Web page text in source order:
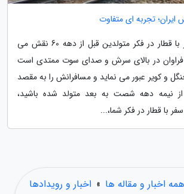
ایران؛ تجربه ای متفاوت
پرده اولی که از سفر با قطار در فکر متولدین قبل از دهه 60 نقش می
فراوان در بالای سرش و صدای سوت ممتدی است
و کویر عبور می نماید و مسافرانش را به مقصد
از نیمه دهه شصت به بعد متولد شده باشید،
با قطار در فکر شما،...
همه اخبار و مقاله ها » اخبار و رویدادها